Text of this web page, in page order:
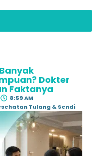
Dokter
Faktanya
8:59 AM
Tulang & Sendi